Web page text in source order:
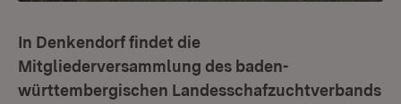
In Denkendorf findet die
Mitgliederversammlung des baden-
württembergischen Landesschafzuchtverbands